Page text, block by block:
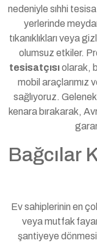
nedeniyle sıhhi
yerlerinde
tıkanıklıkları veya
olumsuz etkiler.
tesisatçısıolarak,
mobil araçlarımız
sağlıyoruz.
kenara bırakarak,
Bağcılar
Ev sahiplerinin en
veya mutfak
şantiyeye